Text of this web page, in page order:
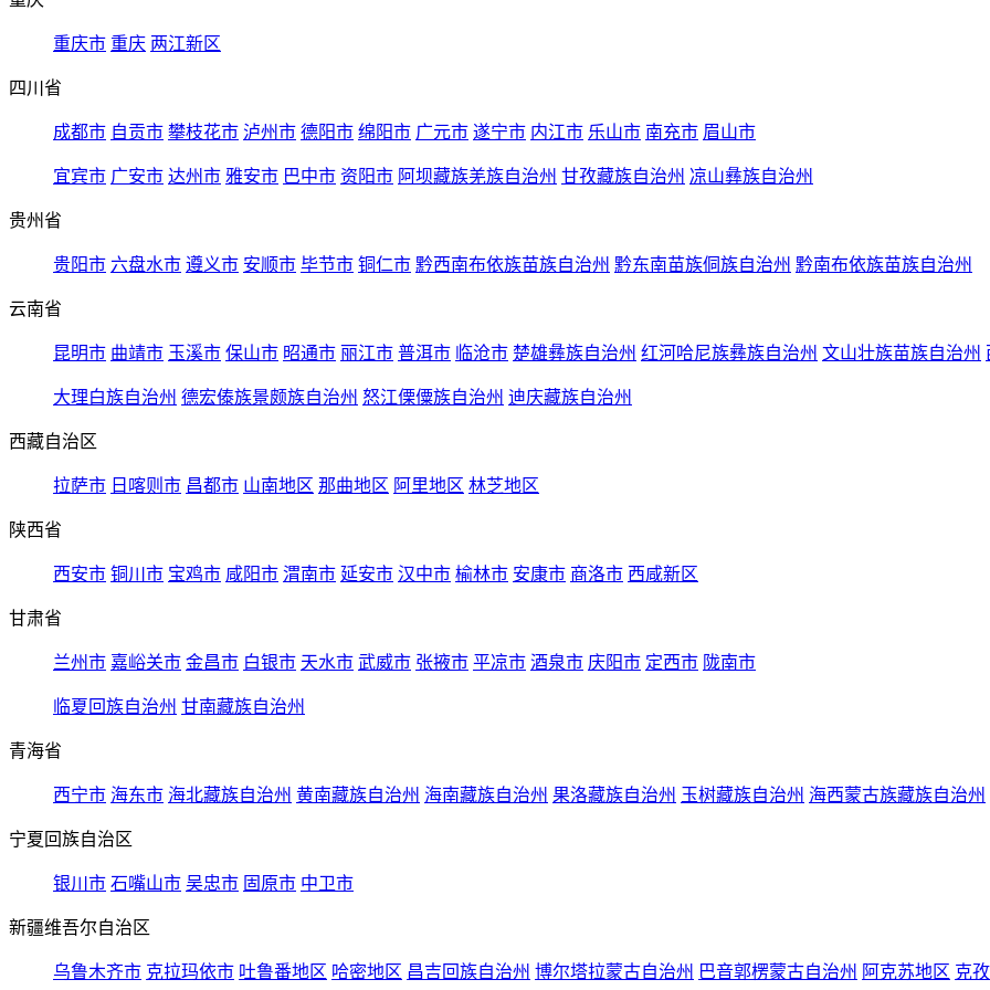
重庆市 重庆 两江新区
四川省
成都市 自贡市 攀枝花市 泸州市 德阳市 绵阳市 广元市 遂宁市 内江市 乐山市 南充市 眉山市
宜宾市 广安市 达州市 雅安市 巴中市 资阳市 阿坝藏族羌族自治州 甘孜藏族自治州 凉山彝族自治州
贵州省
贵阳市 六盘水市 遵义市 安顺市 毕节市 铜仁市 黔西南布依族苗族自治州 黔东南苗族侗族自治州 黔南布依族苗族自治州
云南省
昆明市 曲靖市 玉溪市 保山市 昭通市 丽江市 普洱市 临沧市 楚雄彝族自治州 红河哈尼族彝族自治州 文山壮族苗族自治州
大理白族自治州 德宏傣族景颇族自治州 怒江傈僳族自治州 迪庆藏族自治州
西藏自治区
拉萨市 日喀则市 昌都市 山南地区 那曲地区 阿里地区 林芝地区
陕西省
西安市 铜川市 宝鸡市 咸阳市 渭南市 延安市 汉中市 榆林市 安康市 商洛市 西咸新区
甘肃省
兰州市 嘉峪关市 金昌市 白银市 天水市 武威市 张掖市 平凉市 酒泉市 庆阳市 定西市 陇南市
临夏回族自治州 甘南藏族自治州
青海省
西宁市 海东市 海北藏族自治州 黄南藏族自治州 海南藏族自治州 果洛藏族自治州 玉树藏族自治州 海西蒙古族藏族自治州
宁夏回族自治区
银川市 石嘴山市 吴忠市 固原市 中卫市
新疆维吾尔自治区
乌鲁木齐市 克拉玛依市 吐鲁番地区 哈密地区 昌吉回族自治州 博尔塔拉蒙古自治州 巴音郭楞蒙古自治州 阿克苏地区 克